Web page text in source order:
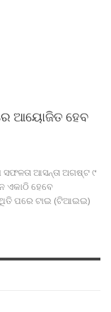
ଆୟୋଜିତ ହେବ
ସଫଳତାଆସନ୍ତା ଅଗଷ୍ଟ ୯
ଏକାଠି ହେବେ
ପରେ ଟାଇ (ଟିଆଇଇ)